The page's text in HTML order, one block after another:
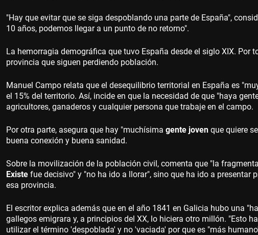
"Hay que evitar que se siga despoblando una parte de España",
10 años, podemos llegar a un punto de no retorno".
La hemorragia demográfica que tuvo España desde el siglo XIX. Por
provincia que siguen perdiendo población.
Manuel Campo relata que el desequilibrio territorial en España es
el 15% del territorio. Así, incide en que la necesidad de que "haya
agricultores, ganaderos y cualquier persona que trabaje en el campo.
Por otra parte, asegura que hay "muchísima gente joven que quiere
buena conexión y buena sanidad.
Sobre la movilización de la población civil, comenta que "la
Existe fue decisivo" y "no ha ido a llorar", sino que ha ido a presentar
esa provincia.
El escritor explica además que en el año 1841 en Galicia hubo una
gallegos emigrara y, a principios del XX, lo hiciera otro millón. "Esto
utilizar el término 'despoblada' y no 'vaciada' por que es "más